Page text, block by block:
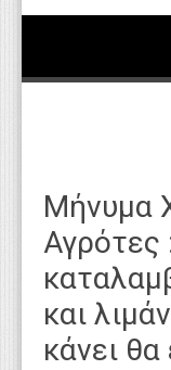
Μήνυμα
Αγρότες
και
κάνει θα
Καιρός
Τεχνολογία
Εκπαίδευση
Υγεία
Γενικά